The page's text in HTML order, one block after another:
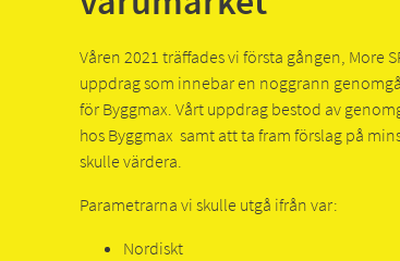
Våren 2021 träffades vi första gången, More
uppdrag som innebar en noggrann
för Byggmax. Vårt uppdrag bestod av
hos Byggmax samt att ta fram förslag på
skulle värdera.
Parametrarna vi skulle utgå ifrån var:
Nordiskt